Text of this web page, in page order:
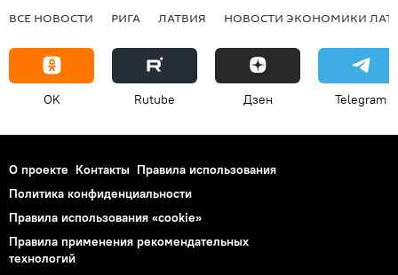
ВСЕ НОВОСТИ РИГА ЛАТВИЯ НОВОСТИ ЭКОНОМИКИ
OK Rutube Дзен Telegram
О проекте Контакты Правила использования
Политика конфиденциальности
Правила использования «cookie»
Правила применения рекомендательных
технологий